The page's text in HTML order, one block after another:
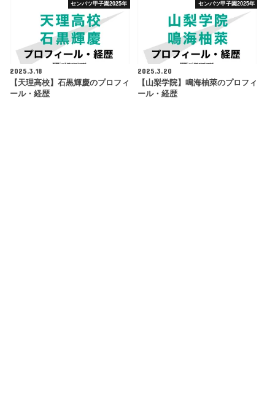
センバツ甲子園2025年
2025.3.18
【天理高校】石黒輝慶のプロフィ
ール・経歴
センバツ甲子園2025年
2025.3.20
【山梨学院】鳴海柚萊のプロフィ
ール・経歴